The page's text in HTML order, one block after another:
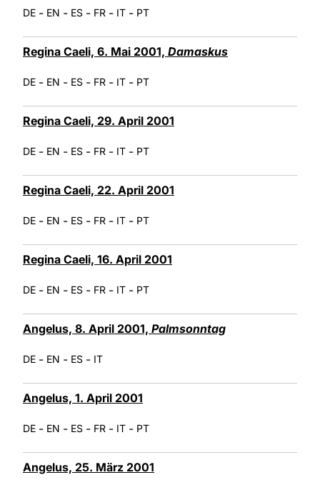
DE - EN - ES - FR - IT - PT
Regina Caeli, 6. Mai 2001, Damaskus
DE - EN - ES - FR - IT - PT
Regina Caeli, 29. April 2001
DE - EN - ES - FR - IT - PT
Regina Caeli, 22. April 2001
DE - EN - ES - FR - IT - PT
Regina Caeli, 16. April 2001
DE - EN - ES - FR - IT - PT
Angelus, 8. April 2001, Palmsonntag
DE - EN - ES - IT
Angelus, 1. April 2001
DE - EN - ES - FR - IT - PT
Angelus, 25. März 2001